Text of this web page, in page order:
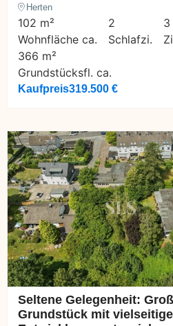
Herten
102 m²
Wohnfläche ca.
2
Schlafzi.
3
366 m²
Grundstücksfl. ca.
Kaufpreis319.500 €
Seltene Gelegenheit:
Grundstück mit